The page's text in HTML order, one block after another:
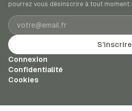
pourrez vous désinscrire à tout moment.
Adresse e-mail
S’inscrire
Connexion
Confidentialité
Cookies